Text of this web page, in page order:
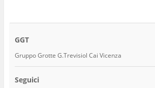
GGT
Gruppo Grotte G.Trevisiol Cai Vicenza
Seguici